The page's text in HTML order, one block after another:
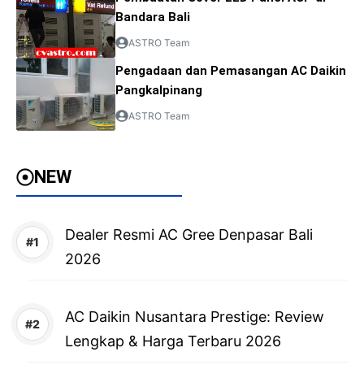
Bandara Bali
ASTRO Team
Pengadaan dan Pemasangan AC Daikin
Pangkalpinang
ASTRO Team
NEW
Dealer Resmi AC Gree Denpasar Bali
2026
AC Daikin Nusantara Prestige: Review
Lengkap & Harga Terbaru 2026